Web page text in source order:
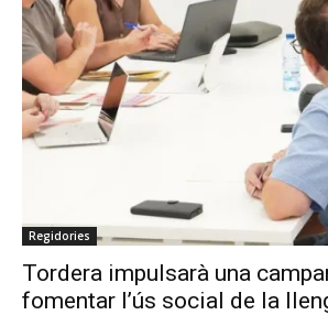
Regidories
Tordera impulsarà una
fomentar l’ús social de la